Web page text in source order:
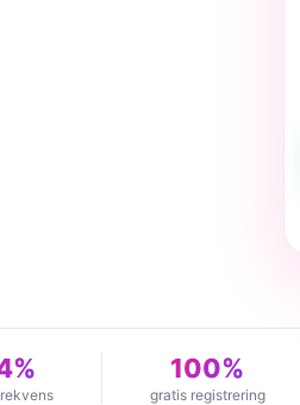
100%
gratis registrering